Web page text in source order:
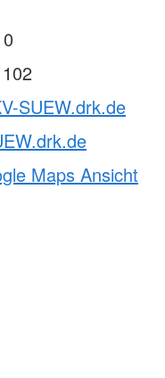
SUEW.drk.de
Maps Ansicht